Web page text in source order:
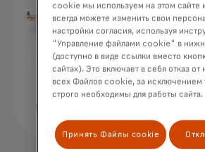
cookie мы используем на этом сайте
всегда можете изменить свои
настройки согласия, используя
"Управление файлами cookie" в
(доступно в виде ссылки вместо
сайтах). Это включает в себя отказ от
всех Файлов cookie, за исключением
строго необходимы для работы сайта.
Принять Файлы cookie